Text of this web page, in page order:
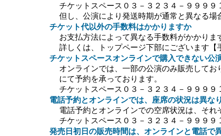
チケットスペース０３－３２３４－９９９９
但し、公演により発送時期が通常と異なる
チケット代以外の手数料はかかりますか
お支払方法によって異なる手数料がかかりま
詳しくは、トップページ下部にございます【
チケットスペースオンラインで購入できない公
オンラインでは、一部の公演のみ販売して
にて予約を承っております。
チケットスペース０３－３２３４－９９９９
電話予約とオンラインでは、座席の状況は異な
電話予約とオンラインでの空席状況は、それ
チケットスペース０３－３２３４－９９９９
発売日初日の販売時間は、オンラインと電話で